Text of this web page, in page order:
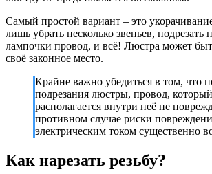
Самый простой вариант – это
лишь убрать несколько звеньев,
лампочки провод, и всё! Люстра может
своё законное место.
Крайне важно убедиться в том, что
подрезания люстры, провод, который
располагается внутри неё не
противном случае риски
электрическим током существенно
Как нарезать резьбу?